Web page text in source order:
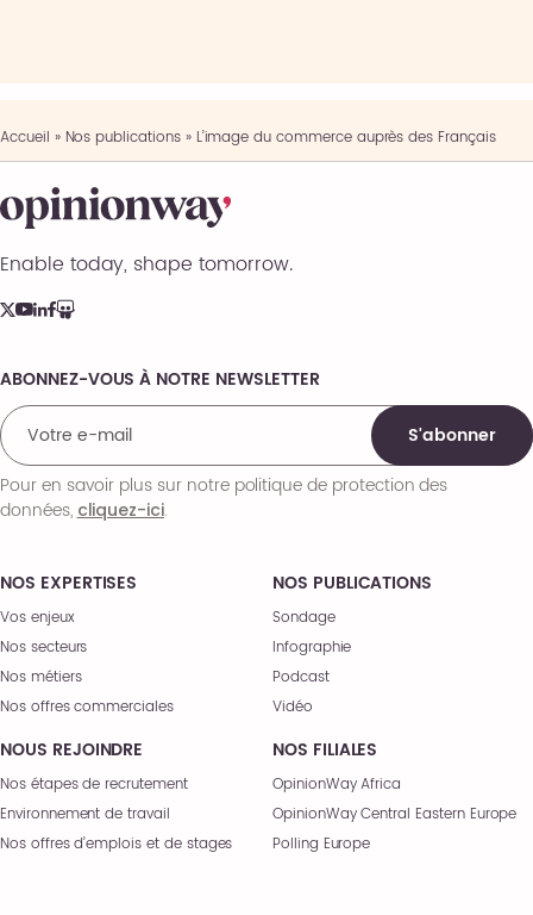
Accueil » Nos publications» L’image du commerce auprès des Français
Enable today, shape tomorrow.
NOS EXPERTISES
Vos enjeux
Nos secteurs
Nos métiers
Nos offres commerciales
NOS PUBLICATIONS
Sondage
Infographie
Podcast
Vidéo
NOUS REJOINDRE
Nos étapes de recrutement
Environnement de travail
Nos offres d’emplois et de stages
NOS FILIALES
OpinionWay Africa
OpinionWay Central Eastern Europe
Polling Europe
Comments
ABONNEZ-VOUS À NOTRE NEWSLETTER
S'abonner
Pour en savoir plus sur notre politique de protection des
données,cliquez-ici.